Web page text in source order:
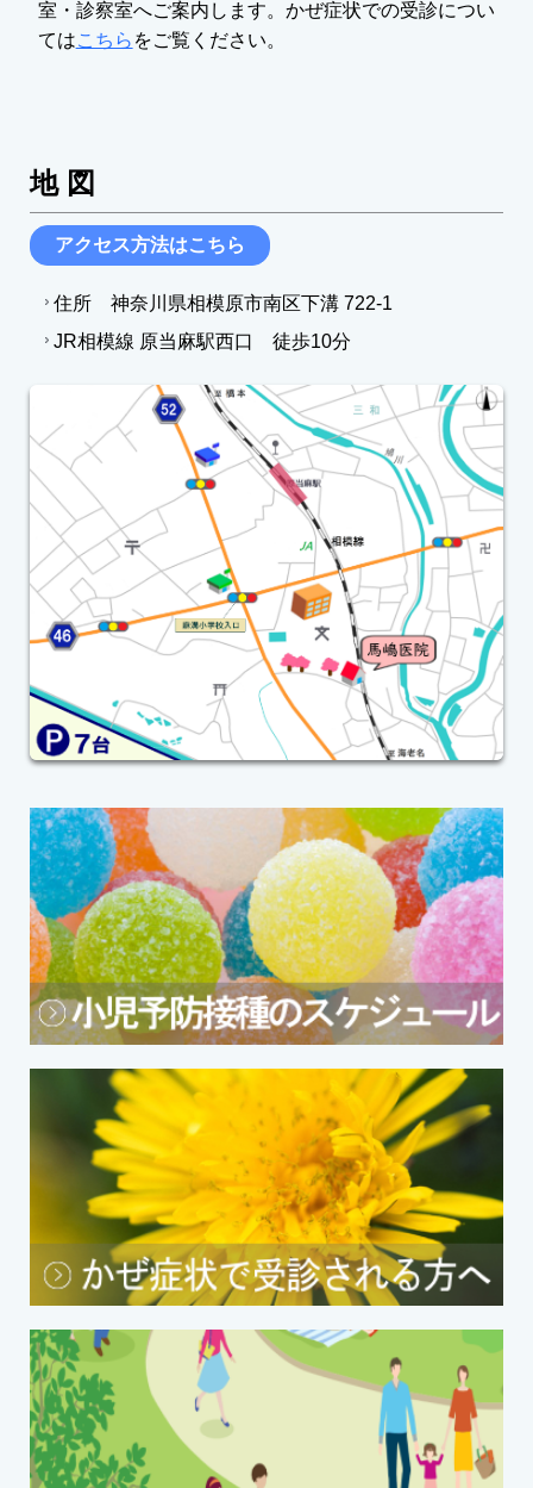
室・診察室へご案内します。かぜ症状での受診につい
てはこちら をご覧ください。
地 図
アクセス方法はこちら
住所 神奈川県相模原市南区下溝 722-1
JR相模線 原当麻駅西口 徒歩10分